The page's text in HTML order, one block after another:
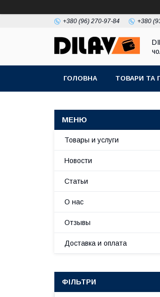
+380 (96) 270-97-84 +380
ГОЛОВНА ТОВАРИ ТА
Товары и услуги
Новости
Статьи
О нас
Отзывы
Доставка и оплата
ФІЛЬТРИ